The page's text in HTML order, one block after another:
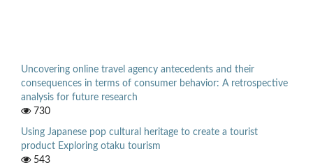
Uncovering online travel agency antecedents and their
consequences in terms of consumer behavior: A retrospective
analysis for future research
730
Using Japanese pop cultural heritage to create a tourist
product Exploring otaku tourism
543